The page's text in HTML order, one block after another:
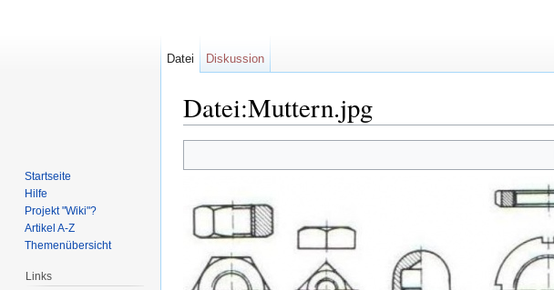
Datei:Muttern.jpg
Datei Diskussion
Startseite
Hilfe
Projekt "Wiki"?
Artikel A-Z
Themenübersicht
Links